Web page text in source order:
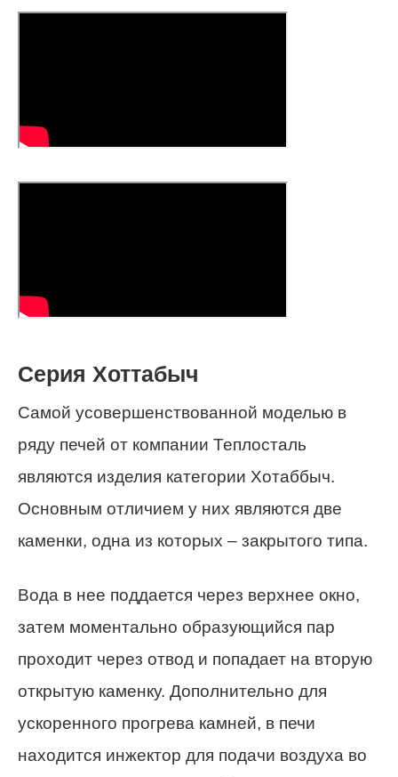
Серия Хоттабыч
Самой усовершенствованной моделью в
ряду печей от компании Теплосталь
являются изделия категории Хотаббыч.
Основным отличием у них являются две
каменки, одна из которых – закрытого типа.
Вода в нее поддается через верхнее окно,
затем моментально образующийся пар
проходит через отвод и попадает на вторую
открытую каменку. Дополнительно для
ускоренного прогрева камней, в печи
находится инжектор для подачи воздуха во